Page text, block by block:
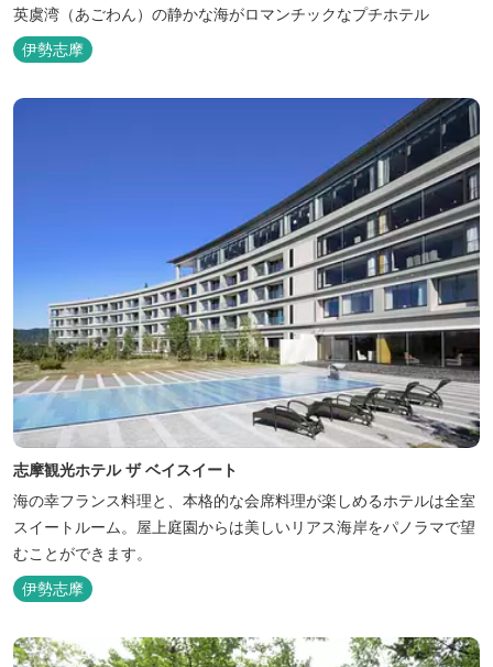
英虞湾（あごわん）の静かな海がロマンチックなプチホテル
伊勢志摩
志摩観光ホテル ザ ベイスイート
海の幸フランス料理と、本格的な会席料理が楽しめるホテルは全室
スイートルーム。屋上庭園からは美しいリアス海岸をパノラマで望
むことができます。
伊勢志摩